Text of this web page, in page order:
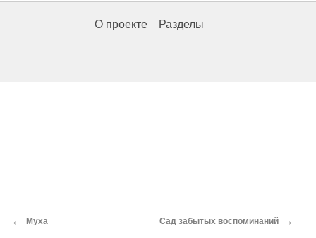
О проекте Разделы
← Муха Сад забытых воспоминаний →